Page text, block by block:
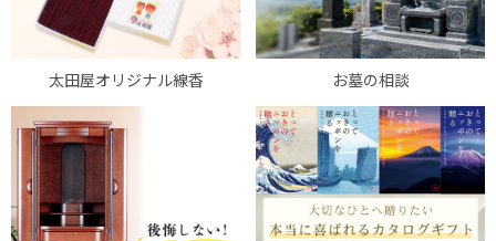
太田屋オリジナル線香 お墓の相談